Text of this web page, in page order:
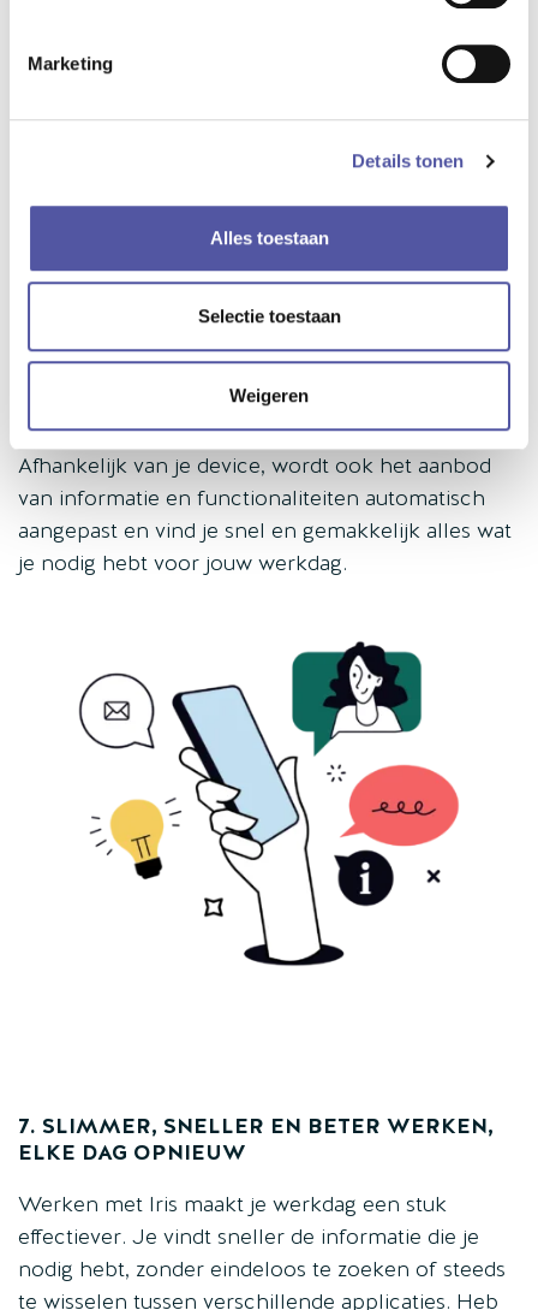
Marketing
Details tonen
Alles toestaan
Selectie toestaan
Weigeren
6. OVERAL BEREIKBAAR DANKZIJ DE
HANDIGE MOBIELE APP
Niet alle collega’s hebben constant toegang tot
werkvloer voor hun werkzaamheden. Met de Iris
app werk je waar en wanneer je maar wil. Zo heb
je alle belangrijke informatie echt altijd bij de hand.
Afhankelijk van je device, wordt ook het aanbod
van informatie en functionaliteiten automatisch
aangepast en vind je snel en gemakkelijk alles wat
je nodig hebt voor jouw werkdag.
7. SLIMMER, SNELLER EN BETER WERKEN,
ELKE DAG OPNIEUW
Werken met Iris maakt je werkdag een stuk
effectiever. Je vindt sneller de informatie die je
nodig hebt, zonder eindeloos te zoeken of steeds
te wisselen tussen verschillende applicaties. Heb